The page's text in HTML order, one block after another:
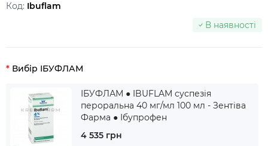
Код: Ibuflam
В наявності
Вибір ІБУФЛАМ
ІБУФЛАМ ● IBUFLAM суспезія
пероральна 40 мг/мл 100 мл - Зентіва
Фарма ● Ібупрофен
4 535 грн